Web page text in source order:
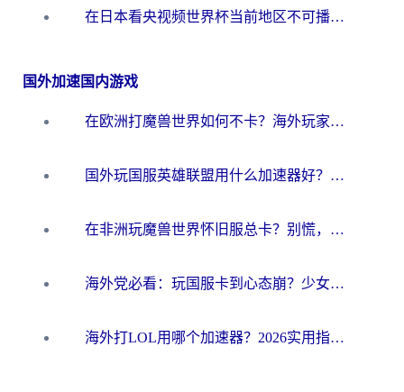
在日本看央视频世界杯当前地区不可播放？海外党体育观赛终极指南
国外加速国内游戏
在欧洲打魔兽世界如何不卡？海外玩家的国服游戏加速终极攻略
国外玩国服英雄联盟用什么加速器好？海外党亲测有效的国服游戏加速指南
在非洲玩魔兽世界怀旧服总卡？别慌，这份指南帮你丝滑开荒
海外党必看：玩国服卡到心态崩？少女前线云图计划加速器免费推荐+碧蓝航线足球世界流畅攻略
海外打LOL用哪个加速器？2026实用指南：从延迟到设备适配，一篇解决你的国服游戏痛点